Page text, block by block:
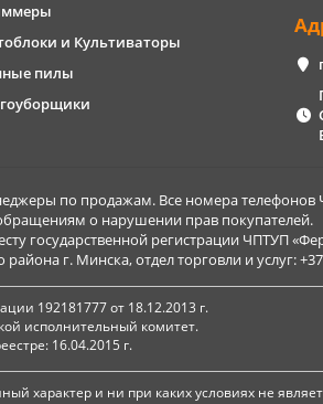
и Культиваторы
пилы
по продажам. Все номера телефонов
о нарушении прав покупателей.
государственной регистрации ЧПТУП
г. Минска, отдел торговли и услуг:
192181777 от 18.12.2013 г.
исполнительный комитет.
16.04.2015 г.
и ни при каких условиях не